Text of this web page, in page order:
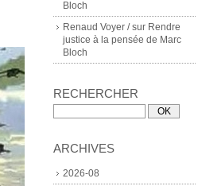
Bloch
Renaud Voyer /sur Rendre
justice à la pensée de Marc
Bloch
RECHERCHER
ARCHIVES
2026-08